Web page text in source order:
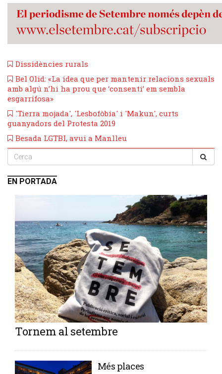
Dissidències rurals
​Bel Olid: «La idea que per mantenir relacions sexuals
amb algú n’hi ha prou que ‘consenti’ em sembla
esgarrifosa»
'Tierra mojada', 'Lesbofòbia' i 'Makun', curts
guanyadors del Protesta 2019
Besada LGTBI, avui a Manlleu
EN PORTADA
Tornem al setembre
​Més places